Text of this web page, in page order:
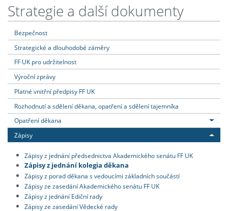
Strategie a další dokumenty
Bezpečnost
Strategické a dlouhodobé záměry
FF UK pro udržitelnost
Výroční zprávy
Platné vnitřní předpisy FF UK
Rozhodnutí a sdělení děkana, opatření a sdělení tajemníka
Opatření děkana
Zápisy
Zápisy z jednání předsednictva Akademického senátu FF UK
Zápisy z jednání kolegia děkana
Zápisy z porad děkana s vedoucími základních součástí
Zápisy ze zasedání Akademického senátu FF UK
Zápisy z jednání Ediční rady
Zápisy ze zasedání Vědecké rady